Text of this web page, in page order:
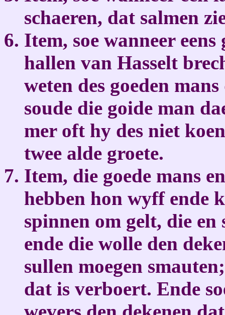
schaeren, dat salmen
Item, soe wanneer
hallen van Hasselt
weten des goeden
soude die goide man
mer oft hy des niet
twee alde groete.
Item, die goede mans
hebben hon wyff ende
spinnen om gelt, die
ende die wolle den
sullen moegen
dat is verboert. Ende